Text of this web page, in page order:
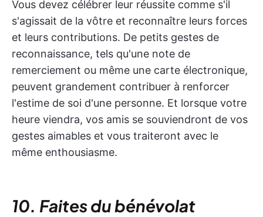
Vous devez célébrer leur réussite comme s'il
s'agissait de la vôtre et reconnaître leurs forces
et leurs contributions. De petits gestes de
reconnaissance, tels qu'une note de
remerciement ou même une carte électronique,
peuvent grandement contribuer à renforcer
l'estime de soi d'une personne. Et lorsque votre
heure viendra, vos amis se souviendront de vos
gestes aimables et vous traiteront avec le
même enthousiasme.
10. Faites du bénévolat